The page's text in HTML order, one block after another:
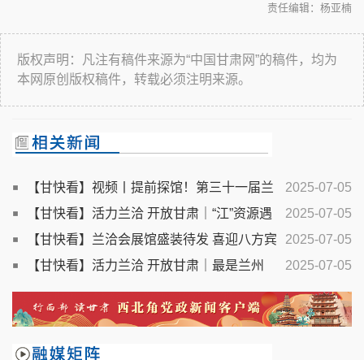
责任编辑：杨亚楠
版权声明：凡注有稿件来源为“中国甘肃网”的稿件，均为
本网原创版权稿件，转载必须注明来源。
2025-07-05
【甘快看】视频丨提前探馆！第三十一届兰
洽会亮点抢先看
2025-07-05
【甘快看】活力兰洽 开放甘肃｜“江”资源遇
上“河”机遇 一场东西部产业的“双向奔赴”
2025-07-05
【甘快看】兰洽会展馆盛装待发 喜迎八方宾
客
2025-07-05
【甘快看】活力兰洽 开放甘肃｜最是兰州
——相约第三十一届中国兰州投资贸易洽谈会